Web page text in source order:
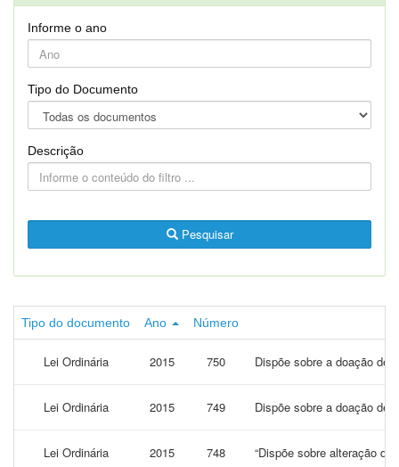
Informe o ano
Tipo do Documento
Descrição
Pesquisar
Tipo do documento Ano Número
Lei Ordinária 2015 750 Dispõe sobre a doação de
Lei Ordinária 2015 749 Dispõe sobre a doação de
Lei Ordinária 2015 748 “Dispõe sobre alteração